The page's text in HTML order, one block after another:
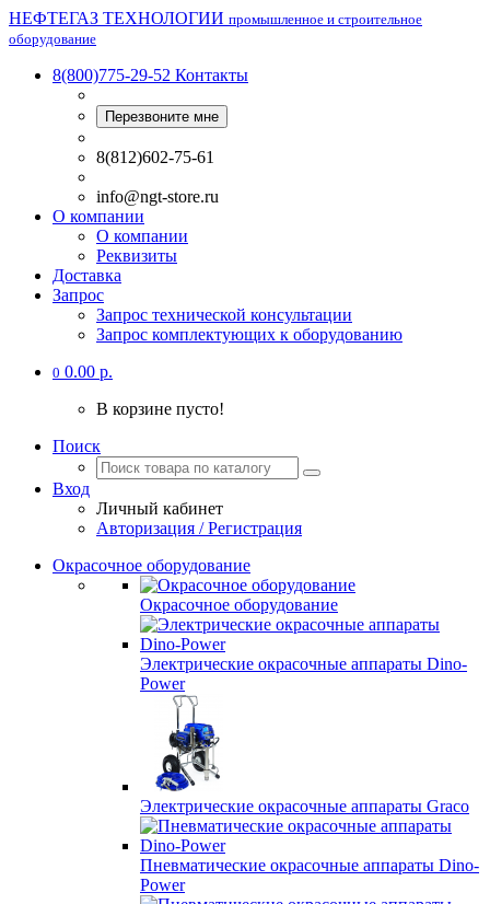
НЕФТЕГАЗ ТЕХНОЛОГИИ промышленное и строительное
оборудование
8(800)775-29-52 Контакты
Перезвоните мне
8(812)602-75-61
info@ngt-store.ru
О компании
О компании
Реквизиты
Доставка
Запрос
Запрос технической консультации
Запрос комплектующих к оборудованию
0 0.00 р.
В корзине пусто!
Поиск
Вход
Личный кабинет
Авторизация / Регистрация
Окрасочное оборудование
Окрасочное оборудование
Электрические окрасочные аппараты Dino-
Power
Электрические окрасочные аппараты Graco
Пневматические окрасочные аппараты Dino-
Power